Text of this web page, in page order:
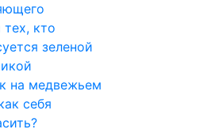
тех, кто
зеленой
на медвежьем
себя